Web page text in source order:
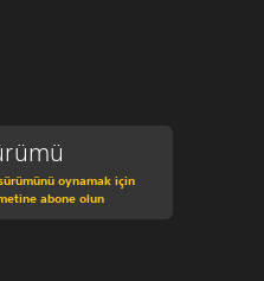
oynamak için
abone olun